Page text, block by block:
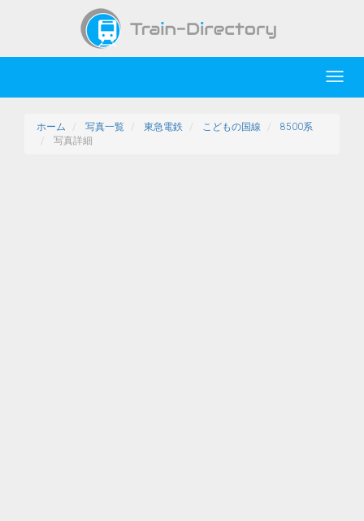
ホーム 写真一覧 東急電鉄 こどもの国線
8500系
写真詳細